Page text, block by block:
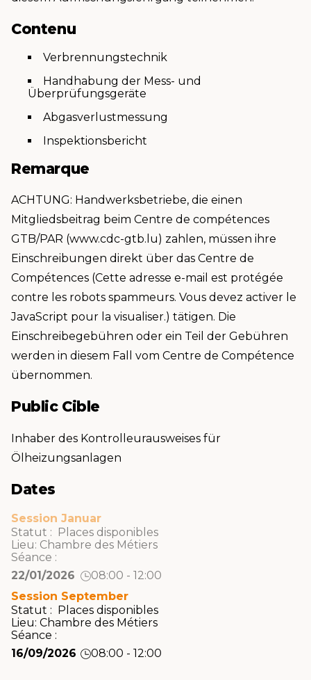
Contenu
Verbrennungstechnik
Handhabung der Mess- und
Überprüfungsgeräte
Abgasverlustmessung
Inspektionsbericht
Remarque
ACHTUNG: Handwerksbetriebe, die einen
Mitgliedsbeitrag beim Centre de compétences
GTB/PAR (www.cdc-gtb.lu) zahlen, müssen ihre
Einschreibungen direkt über das Centre de
Compétences (Cette adresse e-mail est protégée
contre les robots spammeurs. Vous devez activer le
JavaScript pour la visualiser.) tätigen. Die
Einschreibegebühren oder ein Teil der Gebühren
werden in diesem Fall vom Centre de Compétence
übernommen.
Public Cible
Inhaber des Kontrolleurausweises für
Ölheizungsanlagen
Dates
Session Januar
Statut : Places disponibles
Lieu: Chambre des Métiers
Séance :
22/01/2026
08:00 - 12:00
Session September
Statut : Places disponibles
Lieu: Chambre des Métiers
Séance :
16/09/2026
08:00 - 12:00